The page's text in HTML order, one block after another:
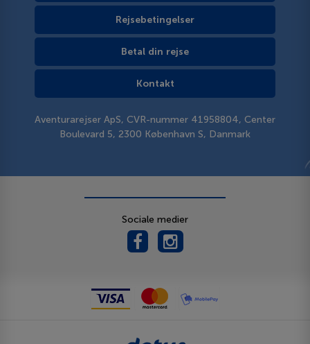
Rejsebetingelser
Betal din rejse
Kontakt
Aventurarejser ApS, CVR-nummer 41958804, Center
Boulevard 5, 2300 København S, Danmark
Sociale medier